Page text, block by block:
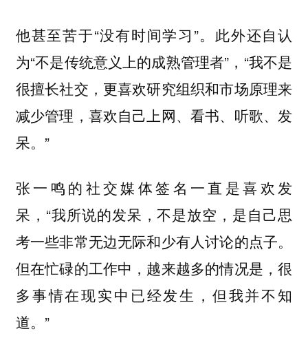
他甚至苦于“没有时间学习”。此外还自认
为“不是传统意义上的成熟管理者”，“我不是
很擅长社交，更喜欢研究组织和市场原理来
减少管理，喜欢自己上网、看书、听歌、发
呆。”
张一鸣的社交媒体签名一直是喜欢发
呆，“我所说的发呆，不是放空，是自己思
考一些非常无边无际和少有人讨论的点子。
但在忙碌的工作中，越来越多的情况是，很
多事情在现实中已经发生，但我并不知
道。”